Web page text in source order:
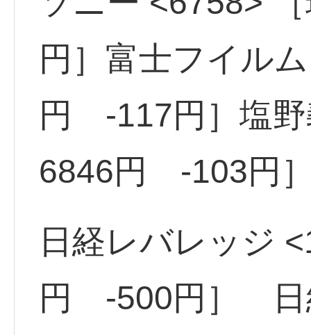
円］富士フイル
円 -117円］塩
6846円 -103円
日経レバレッジ
円 -500円］ 日